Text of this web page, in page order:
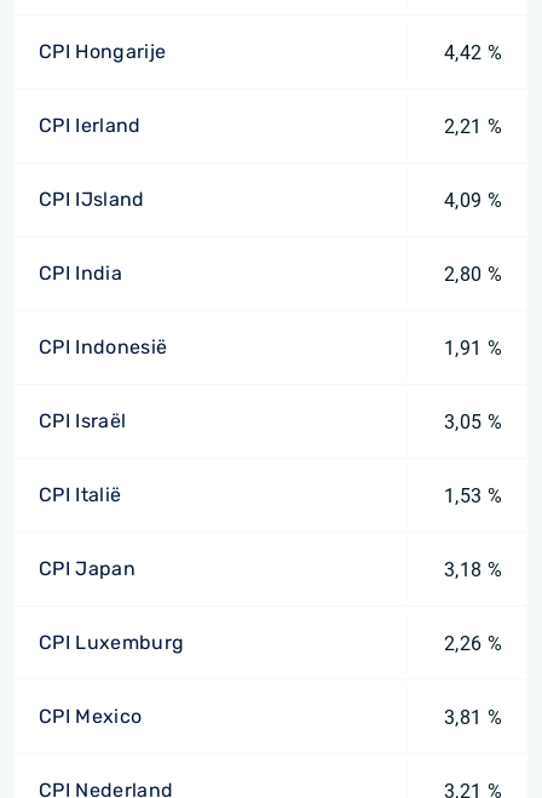
CPI Hongarije 4,42 %
CPI Ierland 2,21 %
CPI IJsland 4,09 %
CPI India 2,80 %
CPI Indonesië 1,91 %
CPI Israël 3,05 %
CPI Italië 1,53 %
CPI Japan 3,18 %
CPI Luxemburg 2,26 %
CPI Mexico 3,81 %
CPI Nederland 3,21 %